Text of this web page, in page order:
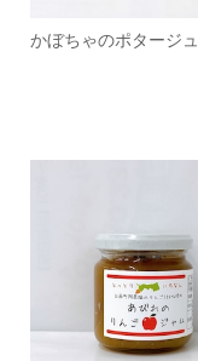
かぼちゃのポタージュ